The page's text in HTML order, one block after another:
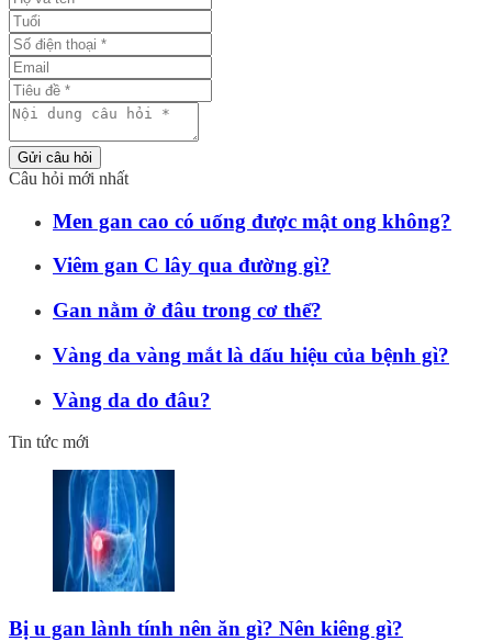
Gửi câu hỏi
Câu hỏi mới nhất
Men gan cao có uống được mật ong không?
Viêm gan C lây qua đường gì?
Gan nằm ở đâu trong cơ thể?
Vàng da vàng mắt là dấu hiệu của bệnh gì?
Vàng da do đâu?
Tin tức mới
Bị u gan lành tính nên ăn gì? Nên kiêng gì?